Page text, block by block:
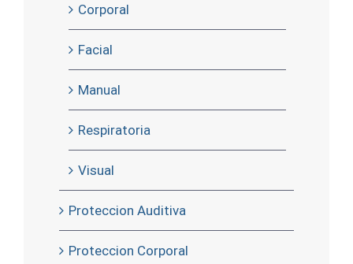
Corporal
Facial
Manual
Respiratoria
Visual
Proteccion Auditiva
Proteccion Corporal